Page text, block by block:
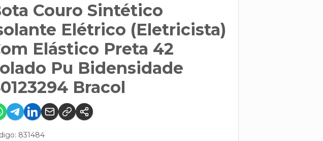
Couro Sintético
Elétrico (Eletricista)
Elástico Preta 42
Pu Bidensidade
Bracol
831484